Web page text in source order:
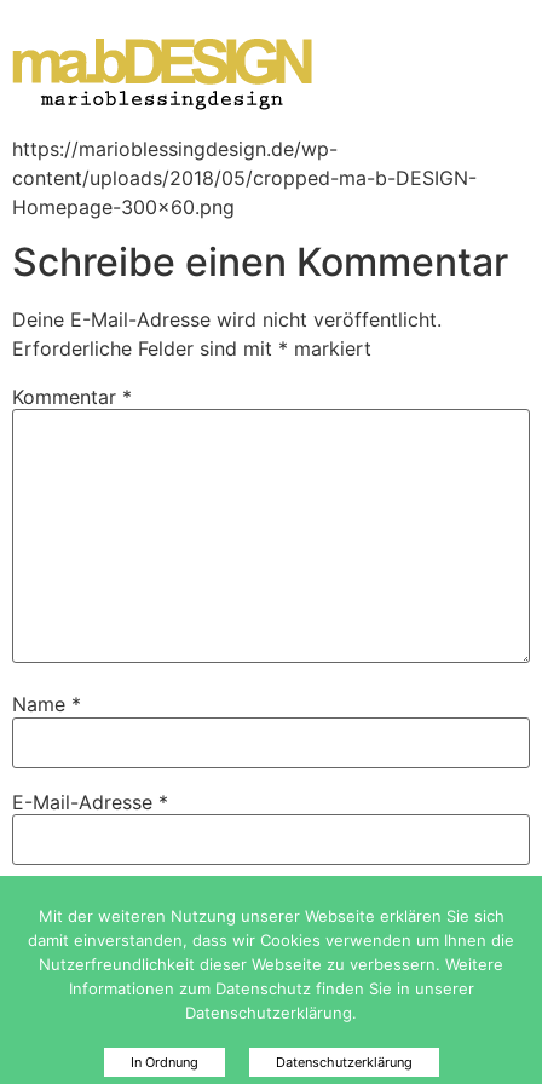
springen
https://marioblessingdesign.de/wp-
content/uploads/2018/05/cropped-ma-b-DESIGN-
Homepage-300×60.png
Schreibe einen Kommentar
Deine E-Mail-Adresse wird nicht veröffentlicht.
Erforderliche Felder sind mit * markiert
Kommentar *
Name *
E-Mail-Adresse *
Mit der weiteren Nutzung unserer Webseite erklären Sie sich
damit einverstanden, dass wir Cookies verwenden um Ihnen die
Nutzerfreundlichkeit dieser Webseite zu verbessern. Weitere
Informationen zum Datenschutz finden Sie in unserer
Datenschutzerklärung.
In Ordnung Datenschutzerklärung
Mehr über Cookies erfahren